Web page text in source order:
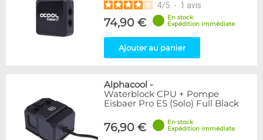
4/5 - 1 avis
74,90 €
En stock
Expédition immédiate
Ajouter au panier
Alphacool -
Waterblock CPU + Pompe
Eisbaer Pro ES (Solo) Full Black
76,90 €
En stock
Expédition immédiate